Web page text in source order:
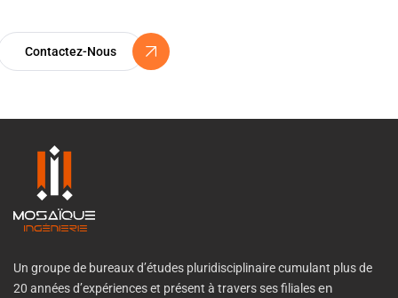
Contactez-Nous
Un groupe de bureaux d’études pluridisciplinaire cumulant plus de
20 années d’expériences et présent à travers ses filialesen